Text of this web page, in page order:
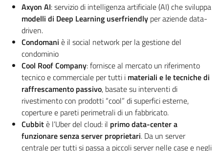
Axyon AI: servizio di intelligenza artificiale (AI) che sviluppa
modelli di Deep Learning userfriendly per aziende data-
driven.
Condomani è il social network per la gestione del
condominio
Cool Roof Company: fornisce al mercato un riferimento
tecnico e commerciale per tutti i materiali e le tecniche di
raffrescamento passivo, basate su interventi di
rivestimento con prodotti “cool” di superfici esterne,
coperture e pareti perimetrali di un fabbricato.
Cubbitè l’Uber del cloud: il primo data-center a
funzionare senza server proprietari. Da un server
centrale per tutti si passa a piccoli server nelle case e negli